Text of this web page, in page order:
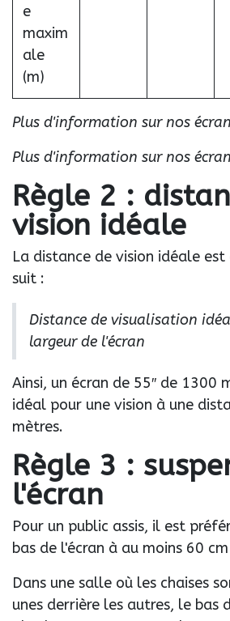
e
maxim
ale
(m)
Plus d'information sur nos
Plus d'information sur nos
Règle 2 :
vision idéale
La distance de vision idéale
suit :
Distance de visualisation
largeur de l'écran
Ainsi, un écran de 55″ de 1300
idéal pour une vision à une
mètres.
Règle 3 :
l'écran
Pour un public assis, il est
bas de l'écran à au moins 60
Dans une salle où les chaises
unes derrière les autres, le bas